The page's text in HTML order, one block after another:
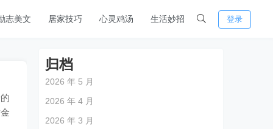
志美文 居家技巧 心灵鸡汤 生活妙招 登录
归档
2026 年 5 月
2026 年 4 月
2026 年 3 月